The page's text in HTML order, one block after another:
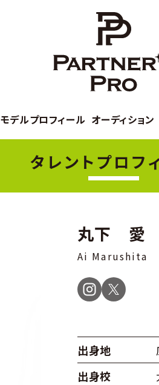
モデルプロフィール オーディション
タレントプロフ
丸下 愛
Ai Marushita
出身地
出身校